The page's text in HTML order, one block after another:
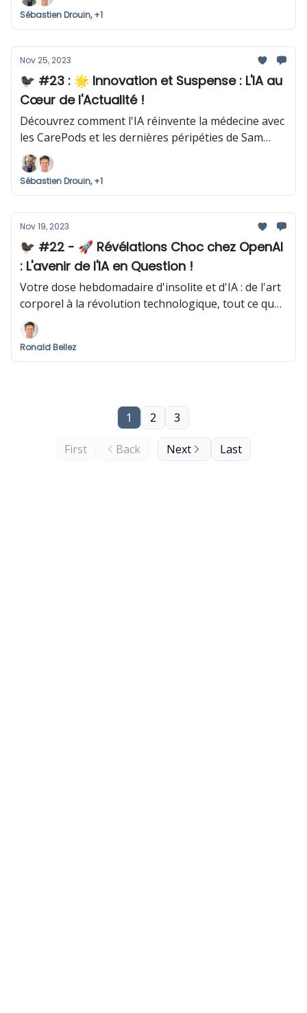
Sébastien Drouin, +1
Nov 25, 2023
🐦‍⬛ #23 : 🌟 Innovation et Suspense : L'IA au
Cœur de l'Actualité !
Découvrez comment l'IA réinvente la médecine avec
les CarePods et les dernières péripéties de Sam
Altman chez OpenAI.
Sébastien Drouin, +1
Nov 19, 2023
🐦‍⬛ #22 - 🚀 Révélations Choc chez OpenAI
: L'avenir de l'IA en Question !
Votre dose hebdomadaire d'insolite et d'IA : de l'art
corporel à la révolution technologique, tout ce que
vous devez savoir !
Ronald Bellez
First Back
1 2 3
Next Last